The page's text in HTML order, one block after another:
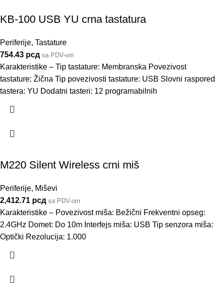
KB-100 USB YU crna tastatura
Periferije, Tastature
754.43 рсд sa PDV-om
Karakteristike – Tip tastature: Membranska Povezivost
tastature: Žična Tip povezivosti tastature: USB Slovni raspored
tastera: YU Dodatni tasteri: 12 programabilnih
M220 Silent Wireless crni miš
Periferije, Miševi
2,412.71 рсд sa PDV-om
Karakteristike – Povezivost miša: Bežični Frekventni opseg:
2.4GHz Domet: Do 10m Interfejs miša: USB Tip senzora miša:
Optički Rezolucija: 1.000